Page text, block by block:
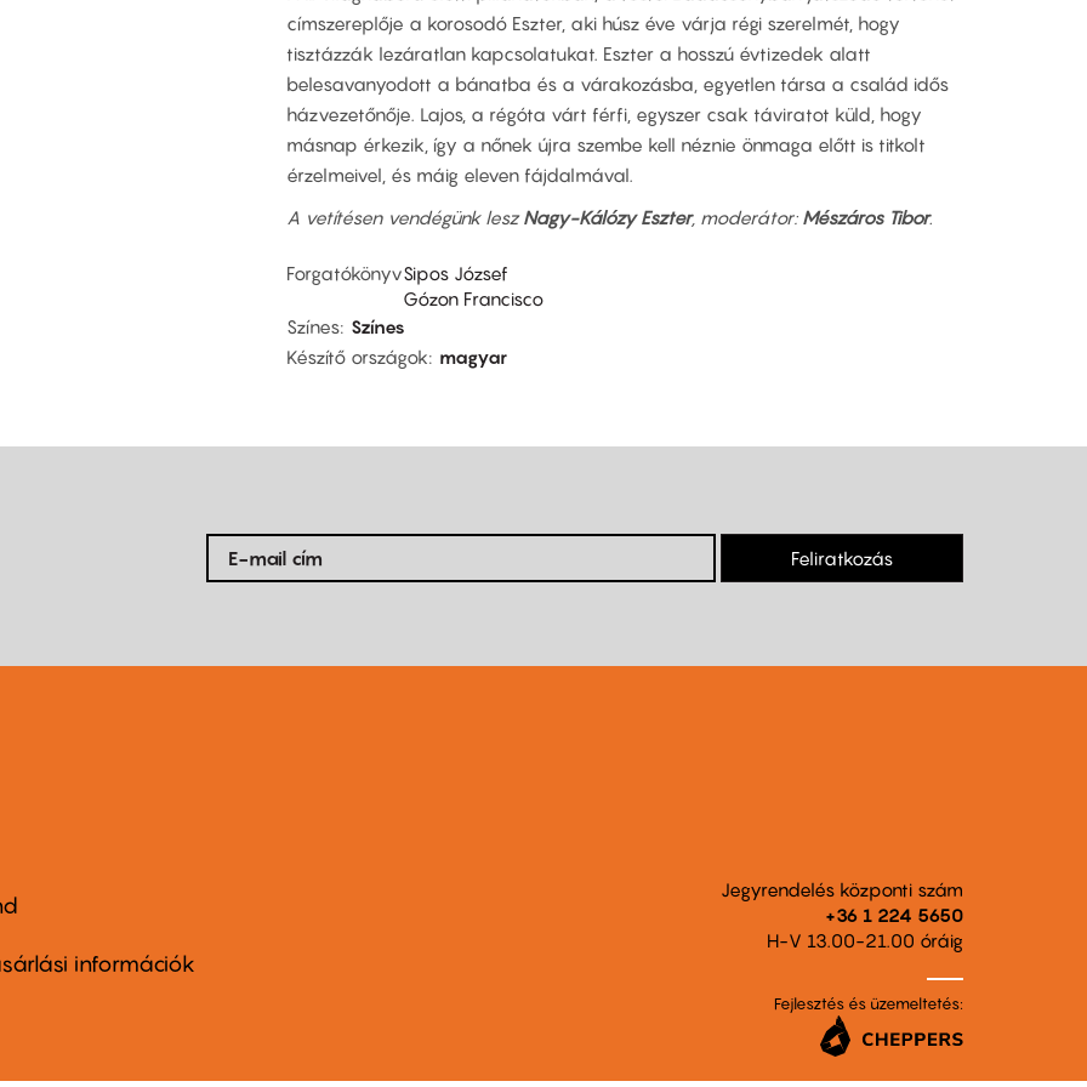
címszereplője a korosodó Eszter, aki húsz éve várja régi szerelmét, hogy
tisztázzák lezáratlan kapcsolatukat. Eszter a hosszú évtizedek alatt
belesavanyodott a bánatba és a várakozásba, egyetlen társa a család idős
házvezetőnője. Lajos, a régóta várt férfi, egyszer csak táviratot küld, hogy
másnap érkezik, így a nőnek újra szembe kell néznie önmaga előtt is titkolt
érzelmeivel, és máig eleven fájdalmával.
A vetítésen vendégünk leszNagy-Kálózy Eszter, moderátor: Mészáros Tibor.
ForgatókönyvSipos József
Gózon Francisco
Színes Színes
Készítő országok
magyar
Feliratkozás
információk
Jegyrendelés központi szám
+36 1 224 5650
H-V 13.00-21.00 óráig
Fejlesztés és üzemeltetés: